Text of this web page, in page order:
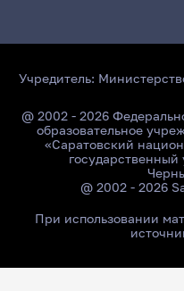
Учредитель:
@ 2002 - 2026
образовательное
«Саратовский
@ 2002 - 2026
При использовании